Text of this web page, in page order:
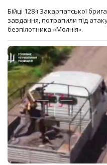
Бійці 128-ї Закарпатської
завдання, потрапили під
безпілотника «Молнія».